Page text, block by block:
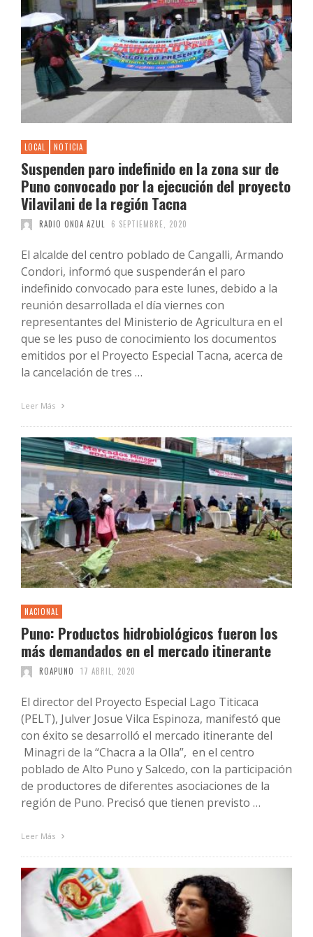
LOCAL NOTICIA
Suspenden paro indefinido en la zona sur de
Puno convocado por la ejecución del proyecto
Vilavilani de la región Tacna
RADIO ONDA AZUL 6 SEPTIEMBRE, 2020
El alcalde del centro poblado de Cangalli, Armando
Condori, informó que suspenderán el paro
indefinido convocado para este lunes, debido a la
reunión desarrollada el día viernes con
representantes del Ministerio de Agricultura en el
que se les puso de conocimiento los documentos
emitidos por el Proyecto Especial Tacna, acerca de
la cancelación de tres …
Leer Más
NACIONAL
Puno: Productos hidrobiológicos fueron los
más demandados en el mercado itinerante
ROAPUNO 17 ABRIL, 2020
El director del Proyecto Especial Lago Titicaca
(PELT), Julver Josue Vilca Espinoza, manifestó que
con éxito se desarrolló el mercado itinerante del
Minagri de la “Chacra a la Olla”, en el centro
poblado de Alto Puno y Salcedo, con la participación
de productores de diferentes asociaciones de la
región de Puno. Precisó que tienen previsto …
Leer Más